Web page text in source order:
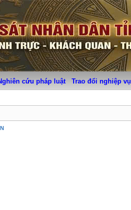
cứu pháp luật Trao đổi nghiệp vụ